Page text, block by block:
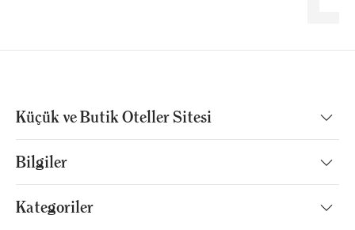
Küçük ve Butik Oteller Sitesi
Bilgiler
Kategoriler